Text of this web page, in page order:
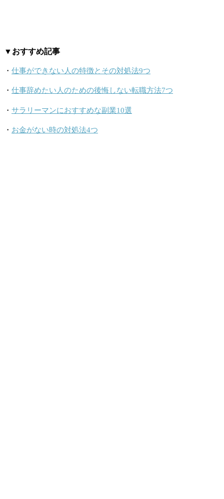
▼おすすめ記事
・ 仕事ができない人の特徴とその対処法9つ
・ 仕事辞めたい人のための後悔しない転職方法7つ
・ サラリーマンにおすすめな副業10選
・ お金がない時の対処法4つ